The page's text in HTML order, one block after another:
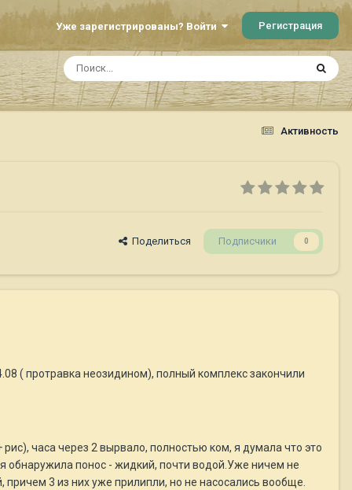
Уже зарегистрированы? Войти Регистрация
Активность
Поделиться Подписчики 0
( протравка неозидином), полный комплекс закончили
часа через 2 вырвало, полностью ком, я думала что это
обнаружила понос - жидкий, почти водой.Уже ничем не
3 из них уже прилипли, но не насосались вообще.